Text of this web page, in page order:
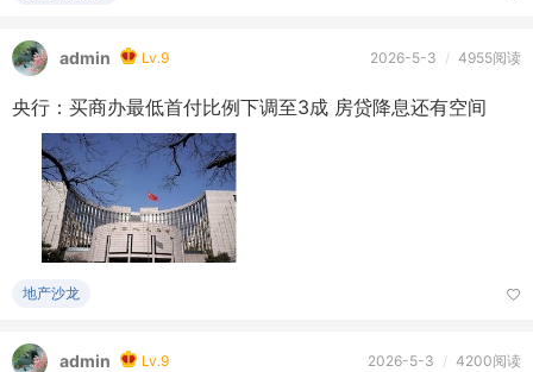
admin Lv.9 2026-5-3 / 4955阅读
央行：买商办最低首付比例下调至3成 房贷降息还有空间
地产沙龙
admin Lv.9 2026-5-3 / 4200阅读